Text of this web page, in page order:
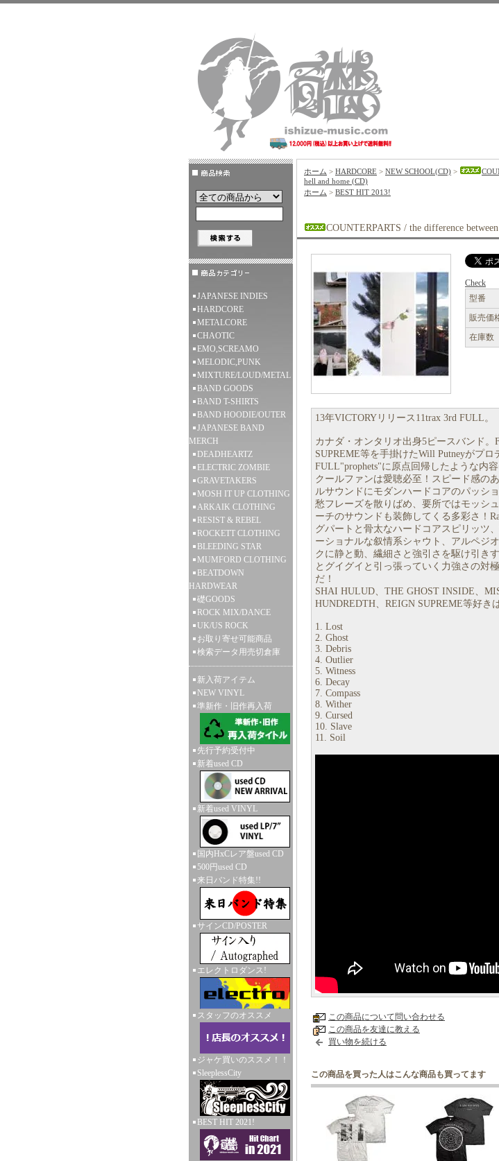
JAPANESE INDIES
HARDCORE
METALCORE
CHAOTIC
EMO,SCREAMO
MELODIC,PUNK
MIXTURE/LOUD/METAL
BAND GOODS
BAND T-SHIRTS
BAND HOODIE/OUTER
JAPANESE BAND
MERCH
DEADHEARTZ
ELECTRIC ZOMBIE
GRAVETAKERS
MOSH IT UP CLOTHING
ARKAIK CLOTHING
RESIST & REBEL
ROCKETT CLOTHING
BLEEDING STAR
MUMFORD CLOTHING
BEATDOWN
HARDWEAR
礎GOODS
ROCK MIX/DANCE
UK/US ROCK
お取り寄せ可能商品
検索データ用売切倉庫
新入荷アイテム
NEW VINYL
準新作・旧作再入荷
先行予約受付中
新着used CD
新着used VINYL
国内HxCレア盤used CD
500円used CD
来日バンド特集!!
サインCD/POSTER
エレクトロダンス!
スタッフのオススメ
ジャケ買いのススメ！！
SleeplessCity
BEST HIT 2021!
ホーム > HARDCORE > NEW SCHOOL(CD) >
hell and home (CD)
ホーム > BEST HIT 2013!
COUNTERPARTS / the difference
Check
型番
販売価
在庫数
13年VICTORYリリース11trax 3rd FULL。
カナダ・オンタリオ出身5ピースバンド。
SUPREME等を手掛けたWill Putneyがプロ
FULL"prophets"に原点回帰したような内
クールファンは愛聴必至！スピード感の
ルサウンドにモダンハードコアのパッシ
愁フレーズを散りばめ、要所ではモッシ
ーチのサウンドも装飾してくる多彩さ！
グパートと骨太なハードコアスピリッツ
ーショナルな叙情系シャウト、アルペジ
クに静と動、繊細さと強引さを駆け引き
とグイグイと引っ張っていく力強さの対
だ！
SHAI HULUD、THE GHOST INSIDE、
HUNDREDTH、REIGN SUPREME等好き
1. Lost
2. Ghost
3. Debris
4. Outlier
5. Witness
6. Decay
7. Compass
8. Wither
9. Cursed
10. Slave
11. Soil
この商品について問い合わせる
この商品を友達に教える
買い物を続ける
この商品を買った人はこんな商品も買ってます